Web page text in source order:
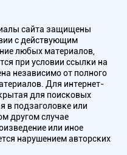
сайта защищены
с действующим
любых материалов,
при условии ссылки на
независимо от полного
Для интернет-
для поисковых
в подзаголовке или
другом случае
или иное
нарушением авторских